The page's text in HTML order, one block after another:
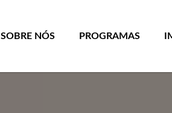
SOBRE NÓS PROGRAMAS